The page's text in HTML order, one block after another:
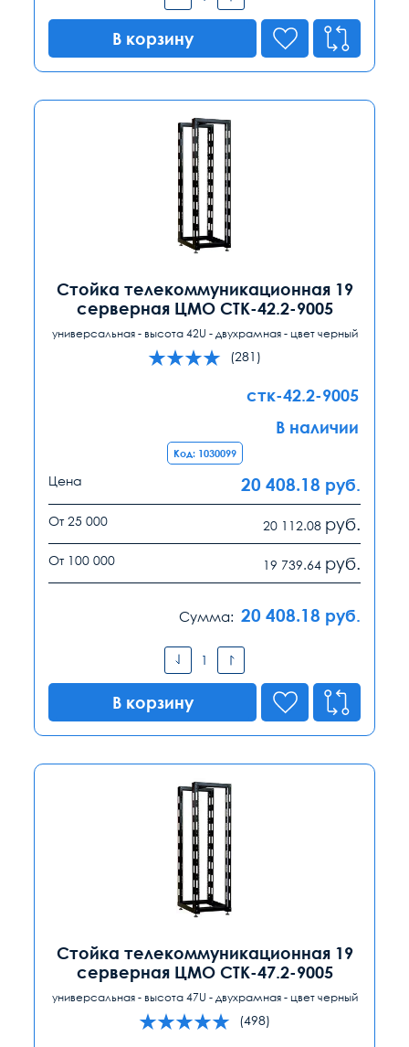
В корзину
Стойка телекоммуникационная 19
серверная ЦМО СТК-42.2-9005
универсальная - высота 42U - двухрамная - цвет черный
(281)
стк-42.2-9005
В наличии
Код: 1030099
Цена 20 408.18 руб.
От 25 000 20 112.08 руб.
От 100 000 19 739.64 руб.
Сумма: 20 408.18 руб.
В корзину
Стойка телекоммуникационная 19
серверная ЦМО СТК-47.2-9005
универсальная - высота 47U - двухрамная - цвет черный
(498)